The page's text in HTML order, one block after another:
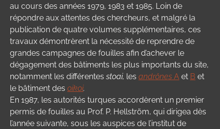
au cours des années 1979, 1983 et 1985. Loin de
répondre aux attentes des chercheurs, et malgré la
publication de quatre volumes supplémentaires, ces
travaux démontrèrent la nécessité de reprendre de
grandes campagnes de fouilles afin d’achever le
dégagement des bâtiments les plus importants du site,
notamment les différentes stoai, les andrônes A et B et
le bâtiment des oikoi.
En 1987, les autorités turques accordèrent un premier
permis de fouilles au Prof. P. Hellström, qui dirigea dès
l’année suivante, sous les auspices de l’institut de